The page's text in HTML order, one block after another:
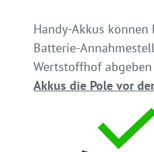
Handy-Akkus können
Batterie-
Wertstoffhof
Akkus die Pole vor